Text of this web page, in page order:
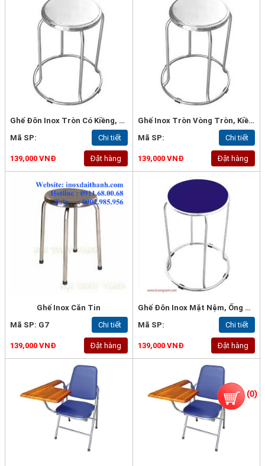
Ghế Đôn Inox Tròn Có Kiềng, Mặt Inox 0.6mm, Ống 19x0.5mm - G0
Mã SP:
Chi tiết
139,000 VNĐ Đặt hàng
Ghế Inox Tròn Vòng Tròn, Kiềng Tròn
Mã SP:
Chi tiết
139,000 VNĐ Đặt hàng
Ghế Inox Căn Tin
Mã SP: G7
Chi tiết
139,000 VNĐ Đặt hàng
Ghế Đôn Inox Mặt Nệm, Ống Phi 19x0.9mm - G5
Mã SP:
Chi tiết
139,000 VNĐ Đặt hàng
(0)